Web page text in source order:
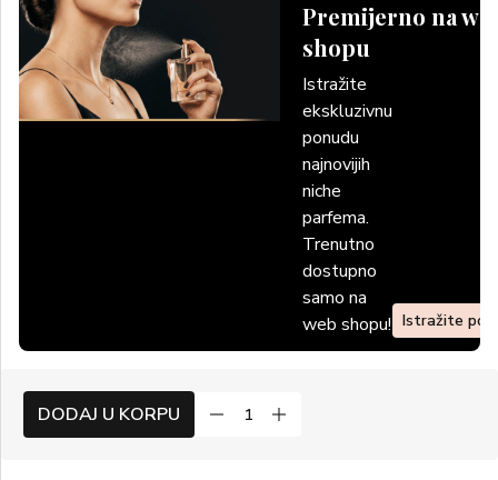
Premijerno na
shopu
Istražite
ekskluzivnu
ponudu
najnovijih
niche
parfema.
Trenutno
dostupno
samo na
web shopu! Istražite
DODAJ U KORPU